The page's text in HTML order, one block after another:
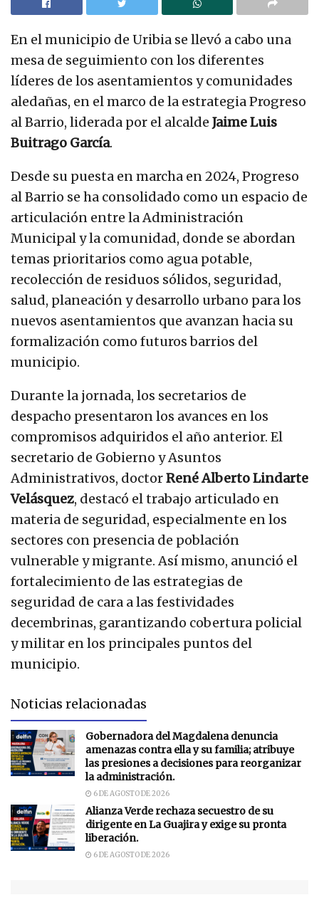
En el municipio de Uribia se llevó a cabo una
mesa de seguimiento con los diferentes
líderes de los asentamientos y comunidades
aledañas, en el marco de la estrategia Progreso
al Barrio, liderada por el alcalde Jaime Luis
Buitrago García.
Desde su puesta en marcha en 2024, Progreso
al Barrio se ha consolidado como un espacio de
articulación entre la Administración
Municipal y la comunidad, donde se abordan
temas prioritarios como agua potable,
recolección de residuos sólidos, seguridad,
salud, planeación y desarrollo urbano para los
nuevos asentamientos que avanzan hacia su
formalización como futuros barrios del
municipio.
Durante la jornada, los secretarios de
despacho presentaron los avances en los
compromisos adquiridos el año anterior. El
secretario de Gobierno y Asuntos
Administrativos, doctorRené Alberto Lindarte
Velásquez, destacó el trabajo articulado en
materia de seguridad, especialmente en los
sectores con presencia de población
vulnerable y migrante. Así mismo, anunció el
fortalecimiento de las estrategias de
seguridad de cara a las festividades
decembrinas, garantizando cobertura policial
y militar en los principales puntos del
municipio.
Noticias relacionadas
Gobernadora del Magdalena denuncia
amenazas contra ella y su familia; atribuye
las presiones a decisiones para reorganizar
la administración.
6 DE AGOSTO DE 2026
Alianza Verde rechaza secuestro de su
dirigente en La Guajira y exige su pronta
liberación.
6 DE AGOSTO DE 2026